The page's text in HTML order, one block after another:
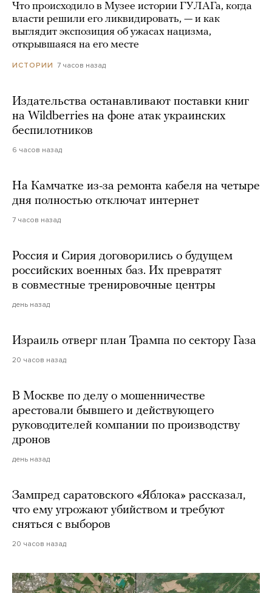
Что происходило в Музее истории ГУЛАГа, когда
власти решили его ликвидировать, — и как
выглядит экспозиция об ужасах нацизма,
открывшаяся на его месте
ИСТОРИИ 7 часов назад
Издательства останавливают поставки книг
на Wildberries на фоне атак украинских
беспилотников
6 часов назад
На Камчатке из-за ремонта кабеля на четыре
дня полностью отключат интернет
7 часов назад
Россия и Сирия договорились о будущем
российских военных баз. Их превратят
в совместные тренировочные центры
день назад
Израиль отверг план Трампа по сектору Газа
20 часов назад
В Москве по делу о мошенничестве
арестовали бывшего и действующего
руководителей компании по производству
дронов
день назад
Зампред саратовского «Яблока» рассказал,
что ему угрожают убийством и требуют
сняться с выборов
20 часов назад